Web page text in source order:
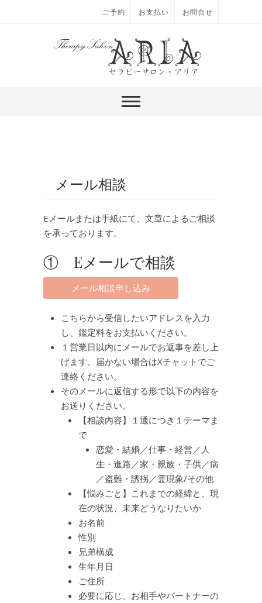
ご予約 お支払い お問合せ
メール相談
Eメールまたは手紙にて、文章によるご相談
を承っております。
① Eメールで相談
こちらから受信したいアドレスを入力
し、鑑定料をお支払いください。
１営業日以内にメールでお返事を差し上
げます。届かない場合はXチャット でご
連絡ください。
そのメールに返信する形で以下の内容を
お送りください。
【相談内容】１通につき１テーマま
で
恋愛・結婚／仕事・経営／人
生・進路／家・親族・子供／病
／盗難・誘拐／霊現象/その他
【悩みごと】これまでの経緯と、現
在の状況、未来どうなりたいか
お名前
性別
兄弟構成
生年月日
ご住所
必要に応じ、お相手やパートナーの